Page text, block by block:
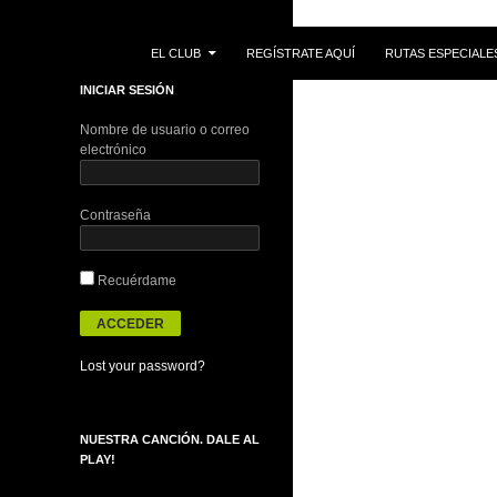
EL CLUB
REGÍSTRATE AQUÍ RUTAS
INICIAR SESIÓN
Nombre de usuario o correo
electrónico
Contraseña
Recuérdame
Lost your password?
NUESTRA CANCIÓN. DALE AL
PLAY!